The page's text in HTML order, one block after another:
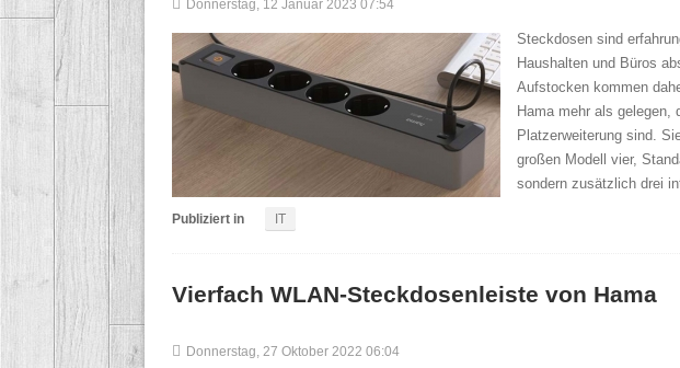
Donnerstag, 12 Januar 2023 07:54
Steckdosen sind
Haushalten und Büros
Aufstocken kommen
Hama mehr als gelegen,
Platzerweiterung sind.
großen Modell vier,
sondern zusätzlich drei
Publiziert in IT
Vierfach WLAN-Steckdosenleiste von Hama
Donnerstag, 27 Oktober 2022 06:04